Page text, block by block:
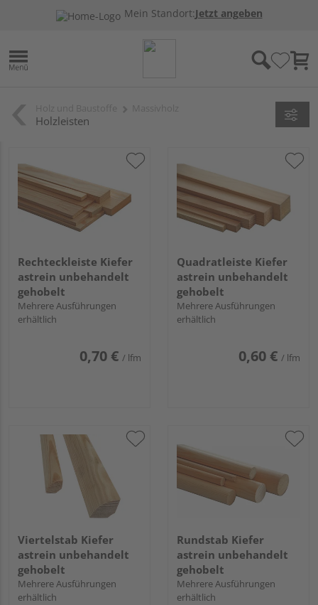
Mein Standort:Jetzt angeben
Holzleisten
Rechteckleiste Kiefer
astrein unbehandelt
gehobelt
Mehrere Ausführungen
erhältlich
0,70 € / lfm
Quadratleiste Kiefer
astrein unbehandelt
gehobelt
Mehrere Ausführungen
erhältlich
0,60 € / lfm
Viertelstab Kiefer
astrein unbehandelt
gehobelt
Mehrere Ausführungen
erhältlich
Rundstab Kiefer
astrein unbehandelt
gehobelt
Mehrere Ausführungen
erhältlich